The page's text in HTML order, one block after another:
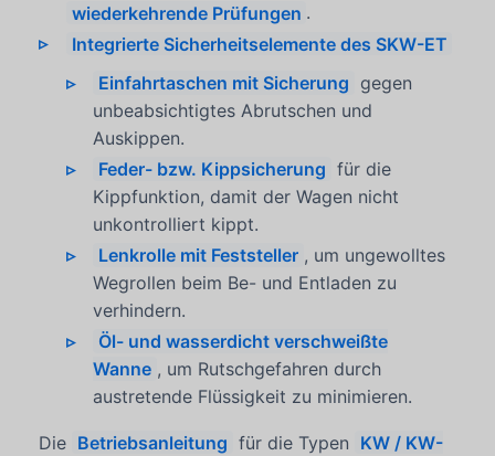
wiederkehrende Prüfungen .
Integrierte Sicherheitselemente des SKW-ET
Einfahrtaschen mit Sicherung gegen
unbeabsichtigtes Abrutschen und
Auskippen.
Feder- bzw. Kippsicherung für die
Kippfunktion, damit der Wagen nicht
unkontrolliert kippt.
Lenkrolle mit Feststeller , um ungewolltes
Wegrollen beim Be- und Entladen zu
verhindern.
Öl- und wasserdicht verschweißte
Wanne , um Rutschgefahren durch
austretende Flüssigkeit zu minimieren.
Die Betriebsanleitung für die Typen KW / KW-